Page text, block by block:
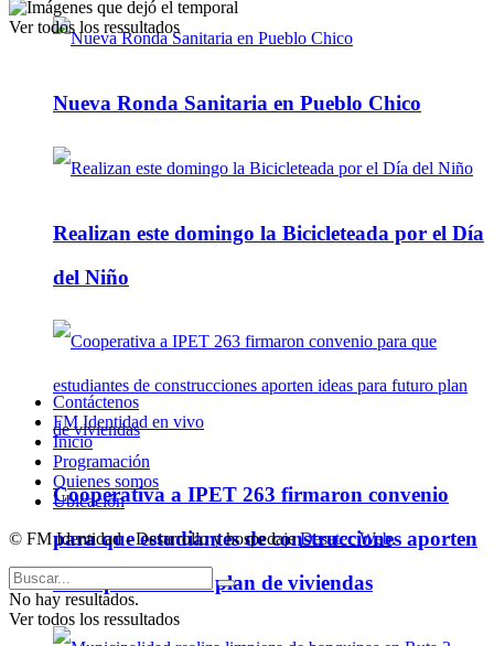
Nueva Ronda Sanitaria en Pueblo Chico
Realizan este domingo la Bicicleteada por el Día
del Niño
Cooperativa a IPET 263 firmaron convenio
para que estudiantes de construcciones aporten
ideas para futuro plan de viviendas
Ver todos los ressultados
Contáctenos
FM Identidad en vivo
Inicio
Programación
Quienes somos
Ubicación
© FM Identidad - Desarrollo y hospedajeDesatec Web.
No hay resultados.
Ver todos los ressultados